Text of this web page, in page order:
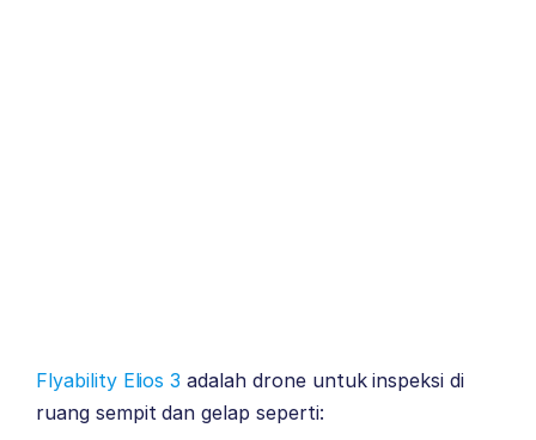
Flyability Elios 3 adalah drone untuk inspeksi di
ruang sempit dan gelap seperti: